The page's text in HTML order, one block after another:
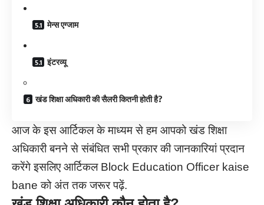
मेन्स एग्जाम
इंटरव्यू
खंड शिक्षा अधिकारी की सैलरी कितनी होती है?
आज के इस आर्टिकल के माध्यम से हम आपको खंड शिक्षा
अधिकारी बनने से संबंधित सभी प्रकार की जानकारियां प्रदान
करेंगे इसलिए आर्टिकल Block Education Officer kaise
bane को अंत तक जरूर पढ़ें.